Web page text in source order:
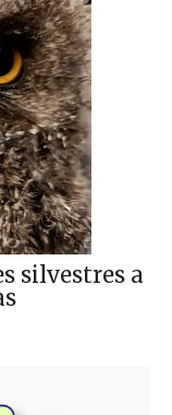
silvestres a